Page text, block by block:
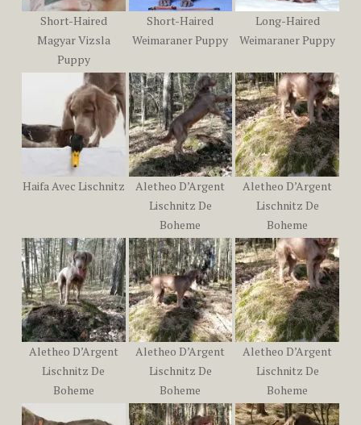
Short-Haired
Magyar Vizsla
Puppy
Short-Haired
Weimaraner Puppy
Long-Haired
Weimaraner Puppy
Haifa Avec Lischnitz
Aletheo D’Argent
Lischnitz De
Boheme
Aletheo D’Argent
Lischnitz De
Boheme
Aletheo D’Argent
Lischnitz De
Boheme
Aletheo D’Argent
Lischnitz De
Boheme
Aletheo D’Argent
Lischnitz De
Boheme